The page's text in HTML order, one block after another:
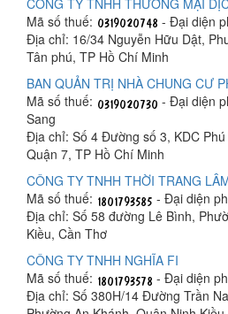
Mã số thuế:
- Đại diện
Địa chỉ: 16/34 Nguyễn Hữu Dật,
Tân phú, TP Hồ Chí Minh
BAN QUẢN TRỊ NHÀ CHUNG CƯ
Mã số thuế:
- Đại diện
Sang
Địa chỉ: Số 4 Đường số 3, KDC
Quận 7, TP Hồ Chí Minh
CÔNG TY TNHH THỜI TRANG
Mã số thuế:
- Đại diện
Địa chỉ: Số 58 đường Lê Bình,
Kiều, Cần Thơ
CÔNG TY TNHH NGHĨA FI
Mã số thuế:
- Đại diện
Địa chỉ: Số 380H/14 Đường Trần